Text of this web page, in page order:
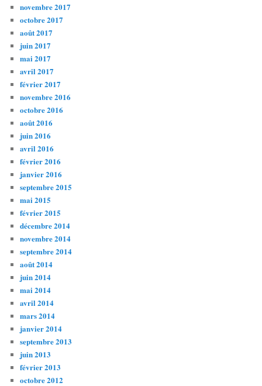
novembre 2017
octobre 2017
août 2017
juin 2017
mai 2017
avril 2017
février 2017
novembre 2016
octobre 2016
août 2016
juin 2016
avril 2016
février 2016
janvier 2016
septembre 2015
mai 2015
février 2015
décembre 2014
novembre 2014
septembre 2014
août 2014
juin 2014
mai 2014
avril 2014
mars 2014
janvier 2014
septembre 2013
juin 2013
février 2013
octobre 2012